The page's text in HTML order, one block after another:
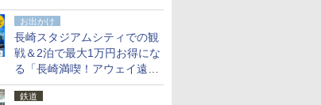
お出かけ
長崎スタジアムシティでの観
戦＆2泊で最大1万円お得にな
る「長崎満喫！アウェイ遠征
応援キャンペーン」
鉄道